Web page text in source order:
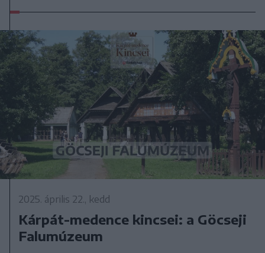
2025. április 22., kedd
Kárpát-medence kincsei: a Göcseji
Falumúzeum